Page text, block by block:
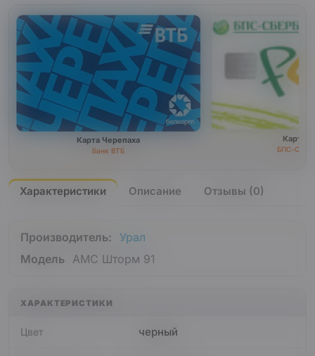
Карта Черепаха
Банк ВТБ
Карта
БПС-
Характеристики Описание Отзывы (0)
Производитель:
Урал
Модель
АМС Шторм 91
ХАРАКТЕРИСТИКИ
Цвет черный